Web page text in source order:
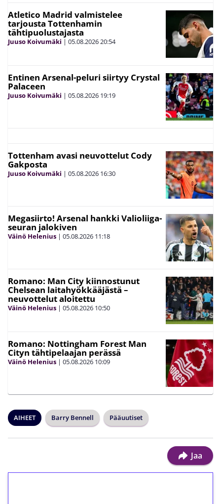
Atletico Madrid valmistelee
tarjousta Tottenhamin
tähtipuolustajasta
Juuso Koivumäki | 05.08.202620:54
Entinen Arsenal-peluri siirtyy Crystal
Palaceen
Juuso Koivumäki | 05.08.2026 19:19
Tottenham avasi neuvottelut Cody
Gakposta
Juuso Koivumäki | 05.08.2026 16:30
Megasiirto! Arsenal hankki Valioliiga-
seuran jalokiven
Väinö Helenius | 05.08.2026 11:18
Romano: Man City kiinnostunut
Chelsean laitahyökkääjästä –
neuvottelut aloitettu
Väinö Helenius | 05.08.2026 10:50
Romano: Nottingham Forest Man
Cityn tähtipelaajan perässä
Väinö Helenius | 05.08.2026 10:09
AIHEET Barry Bennell Pääuutiset
Jaa